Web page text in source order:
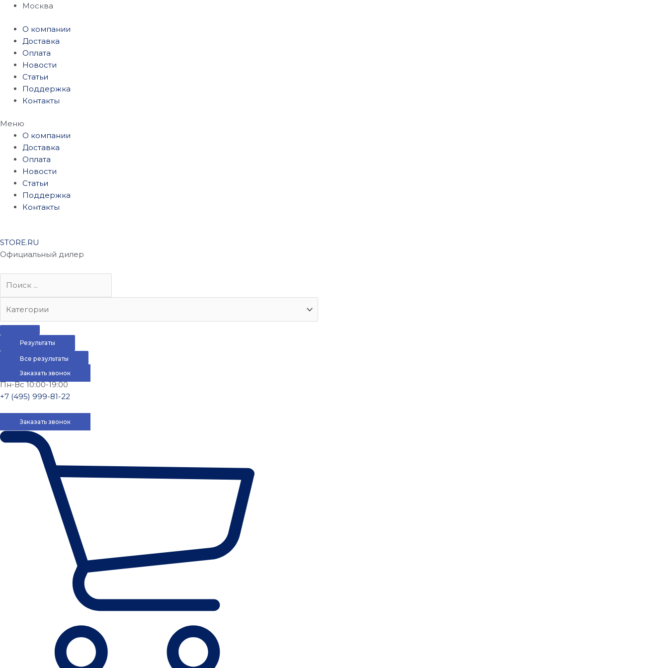
Перейти
содержимому
Москва
О компании
Доставка
Оплата
Новости
Статьи
Поддержка
Контакты
Меню
О компании
Доставка
Оплата
Новости
Статьи
Поддержка
Контакты
STORE.RU
Официальный дилер
Результаты
Все результаты
Заказать звонок
Пн-Вс 10:00-19:00
+7 (495) 999-81-22
Заказать звонок